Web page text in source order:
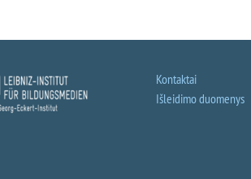
Kontaktai
Išleidimo duomenys